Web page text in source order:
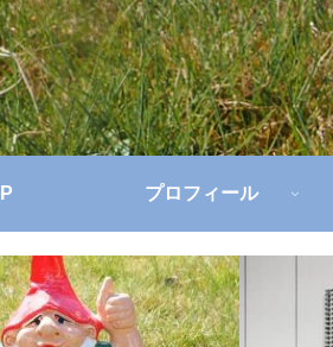
プロフィール